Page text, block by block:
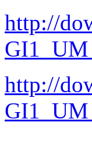
http://
http://